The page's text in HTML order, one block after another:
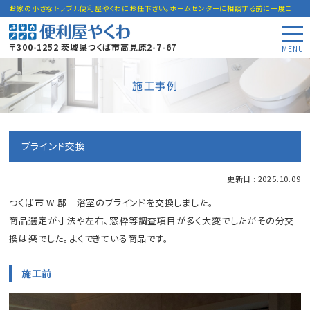
お家の小さなトラブル便利屋やくわにお任下さい。ホームセンターに相談する前に一度ご連絡下さい。
〒300-1252 茨城県つくば市高見原2-7-67 MENU
施工事例
ブラインド交換
更新日 : 2025.10.09
つくば市 W 邸 浴室のブラインドを交換しました。
商品選定が寸法や左右、窓枠等調査項目が多く大変でしたがその分交
換は楽でした。よくできている商品です。
施工前